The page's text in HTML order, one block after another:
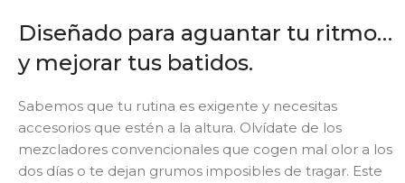
Diseñado para aguantar tu ritmo…
y mejorar tus batidos.
Sabemos que tu rutina es exigente y necesitas
accesorios que estén a la altura. Olvídate de los
mezcladores convencionales que cogen mal olor a los
dos días o te dejan grumos imposibles de tragar. Este